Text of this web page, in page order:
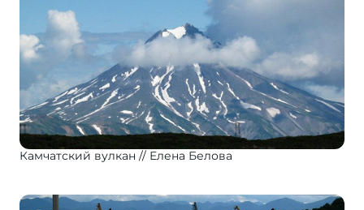
Камчатский вулкан Елена Белова